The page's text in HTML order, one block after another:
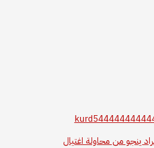
ينجو من محاولة اغتيال